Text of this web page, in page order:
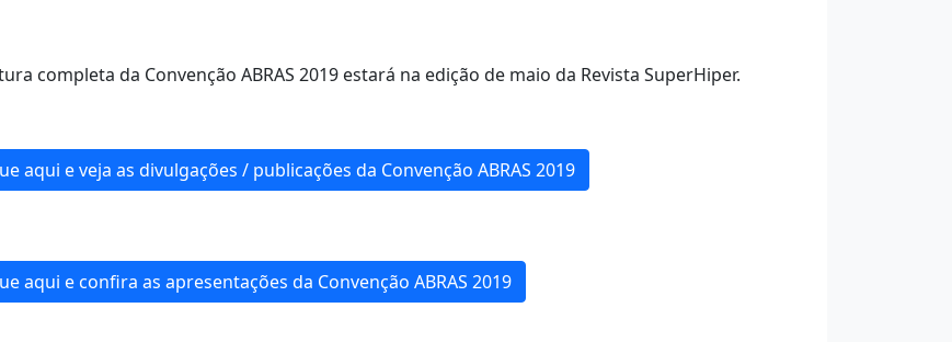
completa da Convenção ABRAS 2019 estará na edição de maio da Revista SuperHiper.
aqui e veja as divulgações / publicações da Convenção ABRAS 2019
aqui e confira as apresentações da Convenção ABRAS 2019